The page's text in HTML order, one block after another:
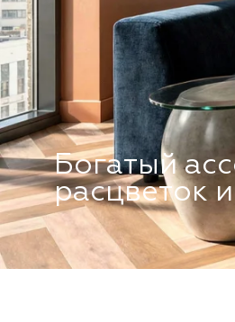
Эффект